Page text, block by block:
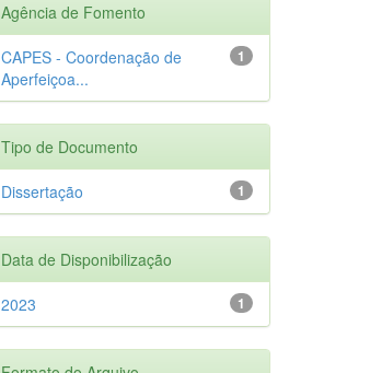
Agência de Fomento
1
CAPES - Coordenação de
Aperfeiçoa...
Tipo de Documento
1
Dissertação
Data de Disponibilização
1
2023